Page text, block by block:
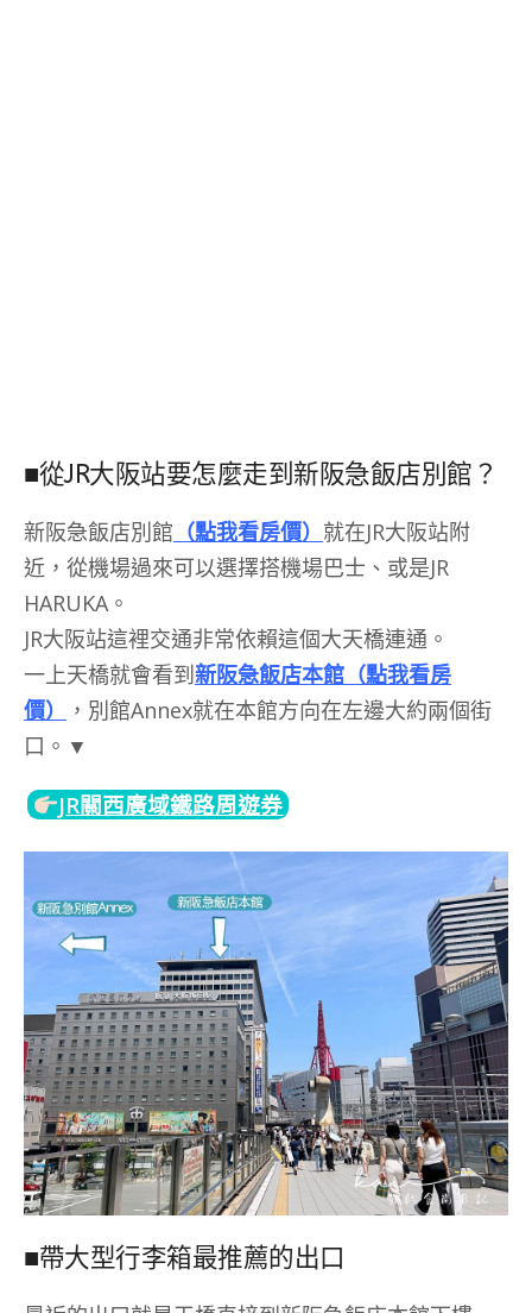
■從JR大阪站要怎麼走到新阪急飯店別館？
新阪急飯店別館 （點我看房價） 就在JR大阪站附
近，從機場過來可以選擇搭機場巴士、或是JR
HARUKA。
JR大阪站這裡交通非常依賴這個大天橋連通。
一上天橋就會看到 新阪急飯店本館（點我看房
價）
，別館Annex就在本館方向在左邊大約兩個街
口。▼
JR關西廣域鐵路周遊券
■帶大型行李箱最推薦的出口